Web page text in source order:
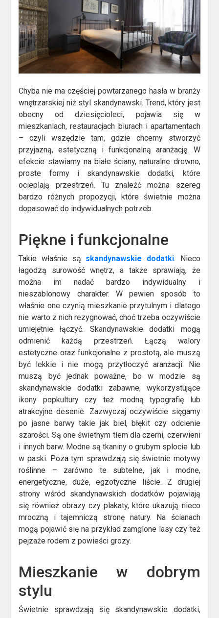
Chyba nie ma częściej powtarzanego hasła w branży
wnętrzarskiej niż styl skandynawski. Trend, który jest
obecny od dziesięcioleci, pojawia się w
mieszkaniach, restauracjach biurach i apartamentach
– czyli wszędzie tam, gdzie chcemy stworzyć
przyjazną, estetyczną i funkcjonalną aranżację. W
efekcie stawiamy na białe ściany, naturalne drewno,
proste formy i skandynawskie dodatki, które
ocieplają przestrzeń. Tu znaleźć można szereg
bardzo różnych propozycji, które świetnie można
dopasować do indywidualnych potrzeb.
Piękne i funkcjonalne
Takie właśnie są skandynawskie dodatki. Nieco
łagodzą surowość wnętrz, a także sprawiają, że
można im nadać bardzo indywidualny i
nieszablonowy charakter. W pewien sposób to
właśnie one czynią mieszkanie przytulnym i dlatego
nie warto z nich rezygnować, choć trzeba oczywiście
umiejętnie łączyć. Skandynawskie dodatki mogą
odmienić każdą przestrzeń. Łączą walory
estetyczne oraz funkcjonalne z prostotą, ale muszą
być lekkie i nie mogą przytłoczyć aranżacji. Nie
muszą być jednak poważne, bo w modzie są
skandynawskie dodatki zabawne, wykorzystujące
ikony popkultury czy też modną typografię lub
atrakcyjne desenie. Zazwyczaj oczywiście sięgamy
po jasne barwy takie jak biel, błękit czy odcienie
szarości. Są one świetnym tłem dla czerni, czerwieni
i innych barw. Modne są tkaniny o grubym splocie lub
w paski. Poza tym sprawdzają się świetnie motywy
roślinne – zarówno te subtelne, jak i modne,
energetyczne, duże, egzotyczne liście. Z drugiej
strony wśród skandynawskich dodatków pojawiają
się również obrazy czy plakaty, które ukazują nieco
mroczną i tajemniczą stronę natury. Na ścianach
mogą pojawić się na przykład zamglone lasy czy też
pejzaże rodem z powieści grozy.
Mieszkanie w dobrym
stylu
Świetnie sprawdzają się skandynawskie dodatki,